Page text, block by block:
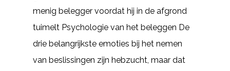
menig belegger voordat hij in de afgrond
tuimelt Psychologie van het beleggen De
drie belangrijkste emoties bij het nemen
van beslissingen zijn hebzucht, maar dat